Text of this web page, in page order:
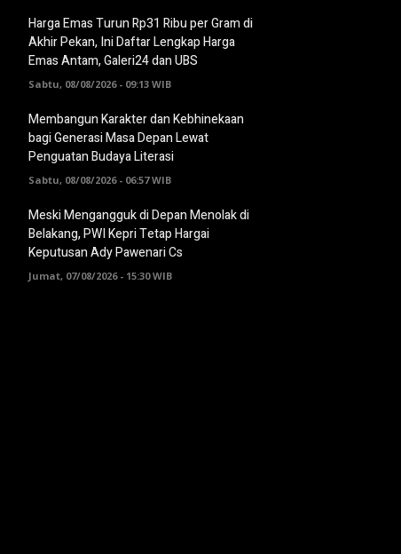
Harga Emas Turun Rp31 Ribu per Gram di
Akhir Pekan, Ini Daftar Lengkap Harga
Emas Antam, Galeri24 dan UBS
Sabtu, 08/08/2026 - 09:13 WIB
Membangun Karakter dan Kebhinekaan
bagi Generasi Masa Depan Lewat
Penguatan Budaya Literasi
Sabtu, 08/08/2026 - 06:57 WIB
Meski Mengangguk di Depan Menolak di
Belakang, PWI Kepri Tetap Hargai
Keputusan Ady Pawenari Cs
Jumat, 07/08/2026 - 15:30 WIB